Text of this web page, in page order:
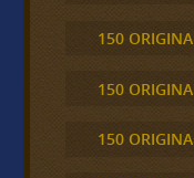
150
150
150